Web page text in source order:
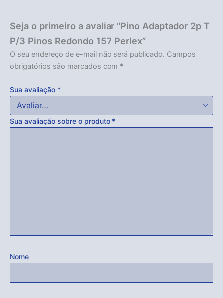
Acabou
Seja o primeiro a avaliar “Pino Adaptador 2p T
P/3 Pinos Redondo 157 Perlex”
O seu endereço de e-mail não será publicado. Campos
obrigatórios são marcados com *
Sua avaliação *
Sua avaliação sobre o produto *
Nome